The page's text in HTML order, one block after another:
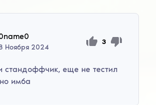
Ноября 2024
3
стандоффчик, еще не тестил
имба